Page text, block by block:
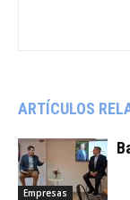
ARTÍCULOS
Empresas